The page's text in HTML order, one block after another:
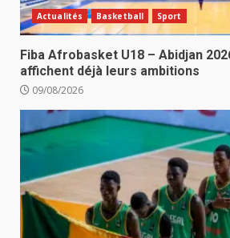
Actualités Basketball Sport
Fiba Afrobasket U18 – Abidjan
affichent déjà leurs ambitions
09/08/2026